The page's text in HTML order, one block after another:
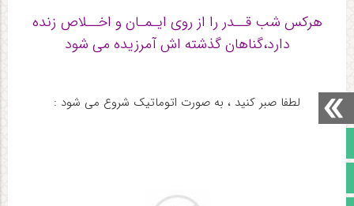
هرکس شب قــدر را از روی ایـمـان و اخــلاص زنده
دارد،گناهان گذشته اش آمرزیده می شود
لطفا صبر کنید ، به صورت اتوماتیک شروع می شود :